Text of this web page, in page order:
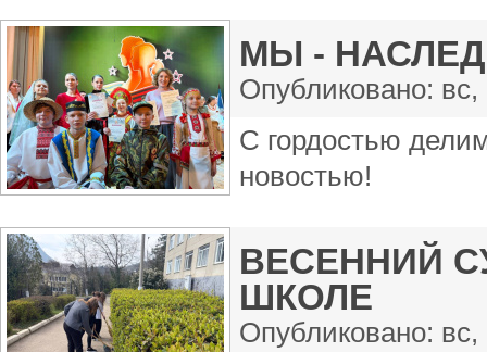
МЫ -
Опубликовано: вс,
С гордостью
новостью!
ВЕСЕННИЙ
ШКОЛЕ
Опубликовано: вс,